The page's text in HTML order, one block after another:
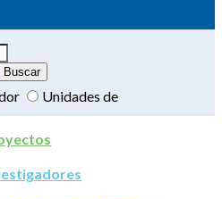
Unidades de